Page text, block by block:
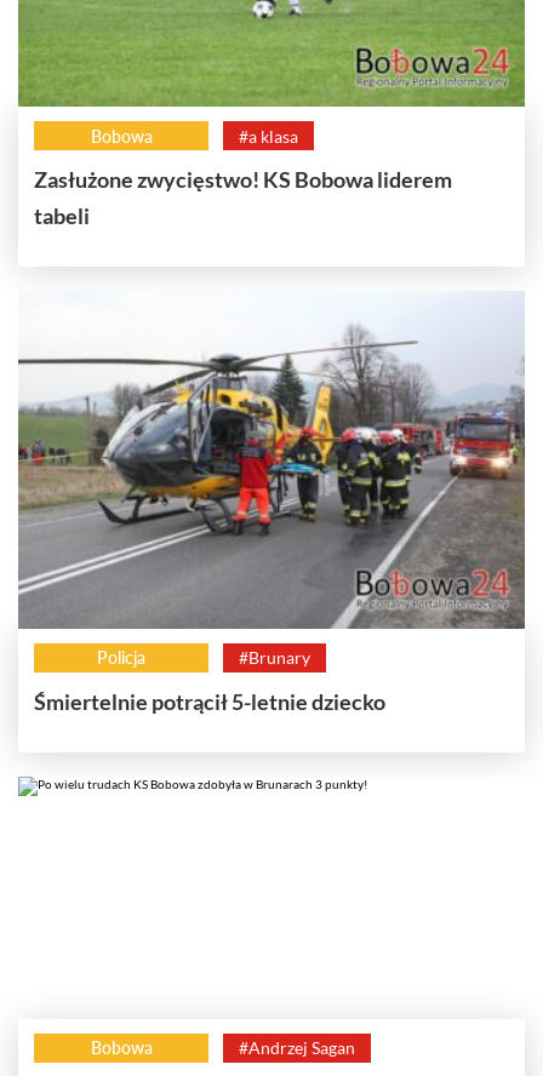
Bobowa #a klasa
Zasłużone zwycięstwo! KS Bobowa liderem
tabeli
Policja #Brunary
Śmiertelnie potrącił 5-letnie dziecko
Bobowa #Andrzej Sagan